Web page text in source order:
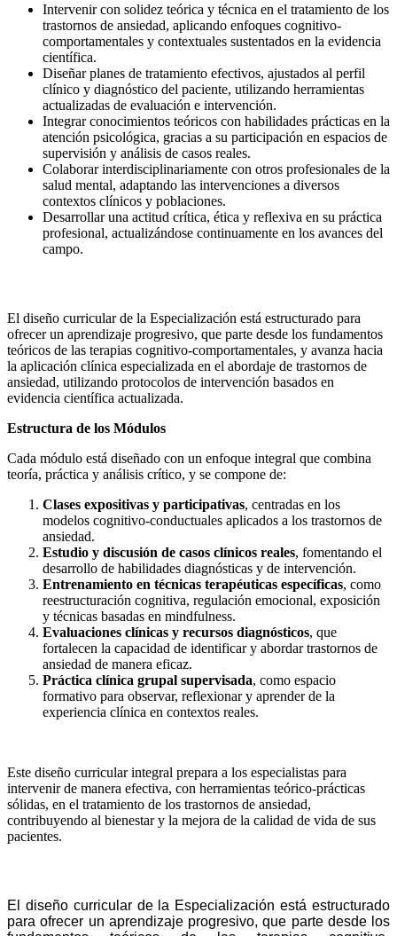
Intervenir con solidez teórica y técnica en el tratamiento de los
trastornos de ansiedad, aplicando enfoques cognitivo-
comportamentales y contextuales sustentados en la evidencia
científica.
Diseñar planes de tratamiento efectivos, ajustados al perfil
clínico y diagnóstico del paciente, utilizando herramientas
actualizadas de evaluación e intervención.
Integrar conocimientos teóricos con habilidades prácticas en la
atención psicológica, gracias a su participación en espacios de
supervisión y análisis de casos reales.
Colaborar interdisciplinariamente con otros profesionales de la
salud mental, adaptando las intervenciones a diversos
contextos clínicos y poblaciones.
Desarrollar una actitud crítica, ética y reflexiva en su práctica
profesional, actualizándose continuamente en los avances del
campo.
El diseño curricular de la Especialización está estructurado para
ofrecer un aprendizaje progresivo, que parte desde los fundamentos
teóricos de las terapias cognitivo-comportamentales, y avanza hacia
la aplicación clínica especializada en el abordaje de trastornos de
ansiedad, utilizando protocolos de intervención basados en
evidencia científica actualizada.
Estructura de los Módulos
Cada módulo está diseñado con un enfoque integral que combina
teoría, práctica y análisis crítico, y se compone de:
Clases expositivas y participativas, centradas en los
modelos cognitivo-conductuales aplicados a los trastornos de
ansiedad.
Estudio y discusión de casos clínicos reales, fomentando el
desarrollo de habilidades diagnósticas y de intervención.
Entrenamiento en técnicas terapéuticas específicas, como
reestructuración cognitiva, regulación emocional, exposición
y técnicas basadas en mindfulness.
Evaluaciones clínicas y recursos diagnósticos, que
fortalecen la capacidad de identificar y abordar trastornos de
ansiedad de manera eficaz.
Práctica clínica grupal supervisada, como espacio
formativo para observar, reflexionar y aprender de la
experiencia clínica en contextos reales.
Este diseño curricular integral prepara a los especialistas para
intervenir de manera efectiva, con herramientas teórico-prácticas
sólidas, en el tratamiento de los trastornos de ansiedad,
contribuyendo al bienestar y la mejora de la calidad de vida de sus
pacientes.
El diseño curricular de la Especialización está estructurado
para ofrecer un aprendizaje progresivo, que parte desde los